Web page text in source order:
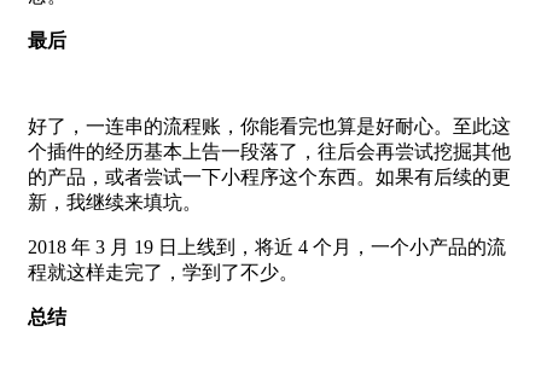
最后
好了，一连串的流程账，你能看完也算是好耐心。至此这
个插件的经历基本上告一段落了，往后会再尝试挖掘其他
的产品，或者尝试一下小程序这个东西。如果有后续的更
新，我继续来填坑。
2018 年 3 月 19 日上线到，将近 4 个月，一个小产品的流
程就这样走完了，学到了不少。
总结